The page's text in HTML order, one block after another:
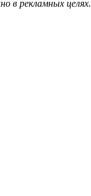
в рекламных целях.